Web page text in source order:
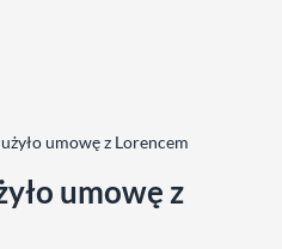
umowę z Lorencem
umowę z